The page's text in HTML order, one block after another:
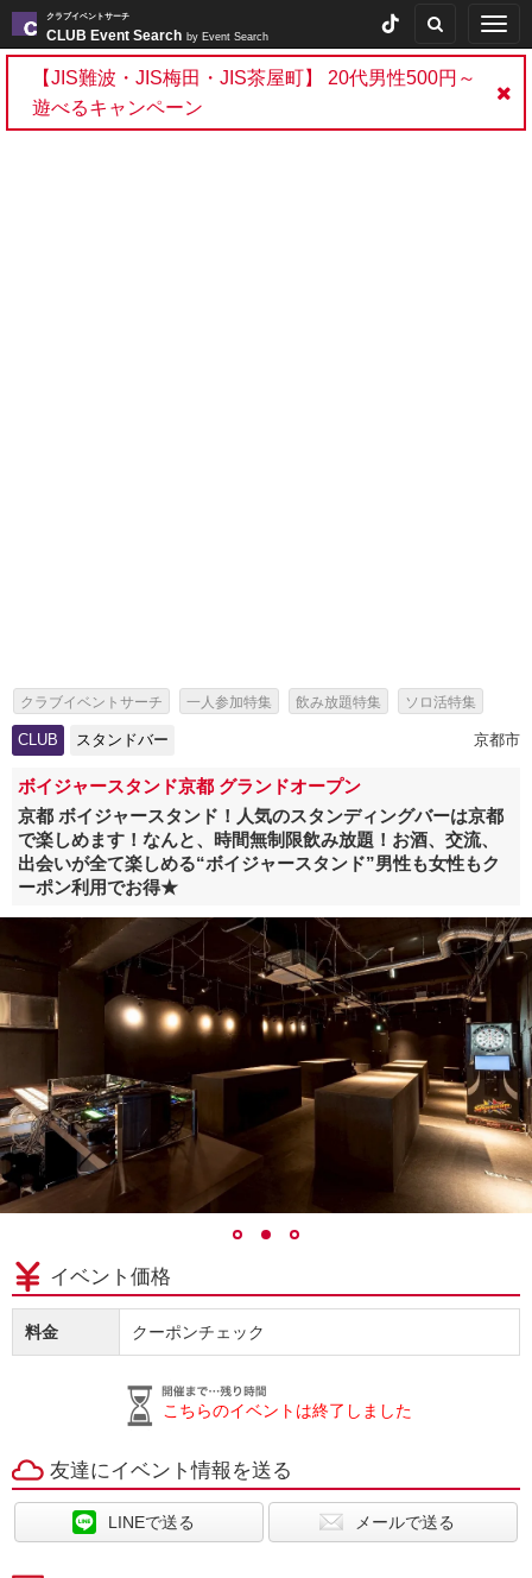
クラブイベントサーチ
CLUB Event Search by Event Search
【JIS難波・JIS梅田・JIS茶屋町】 20代男性500円～
遊べるキャンペーン
クラブイベントサーチ 一人参加特集 飲み放題特集 ソロ活特集
出会いイベント特集
海外アーティスト来日情報・芸能人出演イベント特集
CLUB スタンドバー 京都市
ボイジャースタンド京都 グランドオープン
京都 ボイジャースタンド！人気のスタンディングバーは京都
で楽しめます！なんと、時間無制限飲み放題！お酒、交流、
出会いが全て楽しめる“ボイジャースタンド”男性も女性もク
ーポン利用でお得★
イベント価格
料金 クーポンチェック
こちらのイベントは終了しました
友達にイベント情報を送る
LINEで送る メールで送る